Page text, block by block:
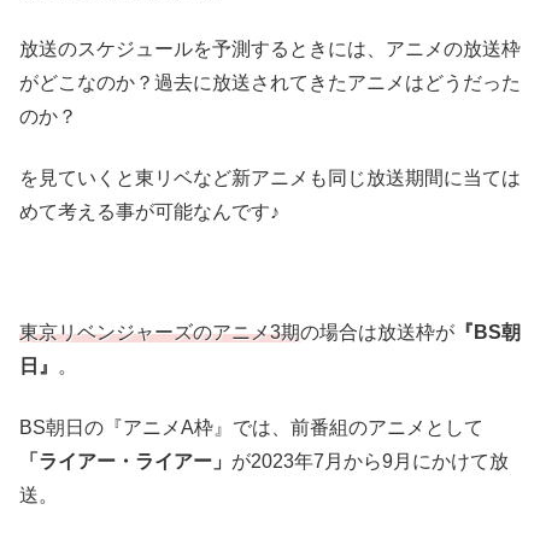
放送のスケジュールを予測するときには、アニメの放送枠
がどこなのか？過去に放送されてきたアニメはどうだった
のか？
を見ていくと東リベなど新アニメも同じ放送期間に当ては
めて考える事が可能なんです♪
東京リベンジャーズのアニメ3期の場合は放送枠が 『BS朝
日』
。
BS朝日の『アニメA枠』では、前番組のアニメとして
「ライアー・ライアー」 が2023年7月から9月にかけて放
送。